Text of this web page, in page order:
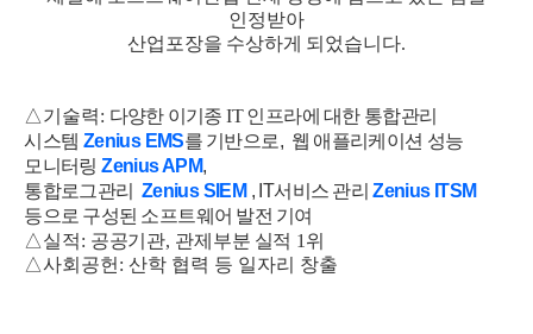
인정받아
산업포장을 수상하게 되었습니다.
△기술력: 다양한 이기종 IT인프라에 대한 통합관리
시스템 Zenius EMS를 기반으로, 웹 애플리케이션 성능
모니터링 Zenius APM,
통합로그관리
Zenius SIEM , IT서비스 관리 Zenius ITSM
등으로 구성된 소프트웨어 발전 기여
△실적: 공공기관, 관제부분 실적 1 위
△사회공헌 :산학 협력 등 일자리 창출